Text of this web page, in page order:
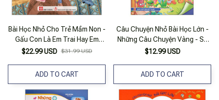
Bài Học Nhỏ Cho Trẻ Mầm Non -
Gấu Con Là Em Trai Hay Em
Gái?
$22.99 USD $31.99 USD
ADD TO CART
Câu Chuyện Nhỏ Bài Học Lớn -
Những Câu Chuyện Vàng - Sư
Tử Biết Nhận Lỗi
$12.99 USD
ADD TO CART